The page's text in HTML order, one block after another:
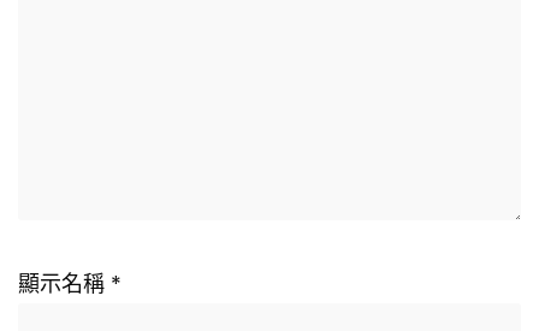
顯示名稱 *